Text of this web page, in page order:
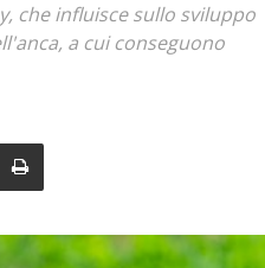
che influisce sullo sviluppo
a cui conseguono